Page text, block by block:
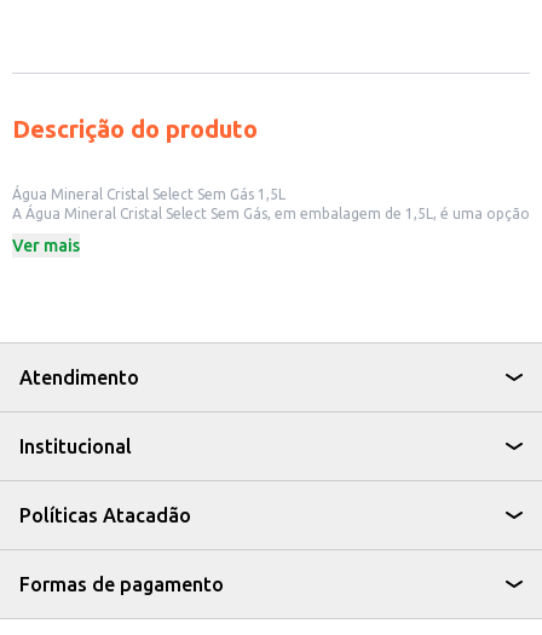
Descrição do produto
Água Mineral Cristal Select Sem Gás 1,5L
A Água Mineral Cristal Select Sem Gás, em embalagem de 1,5L, é uma opção
água mineral é uma escolha prática para manter-se hidratado em casa, no
Uma opção para levar em viagens e passeios.
Pode ser utilizada no preparo de bebidas e receitas.
A Água Mineral Cristal Select Sem Gás é uma escolha refrescante e
Ver mais
Atendimento
Institucional
Políticas Atacadão
Formas de pagamento